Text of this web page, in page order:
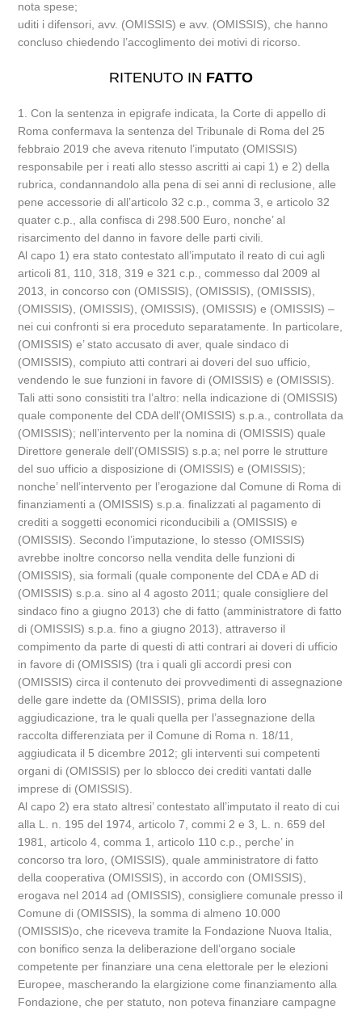
nota spese;
uditi i difensori, avv. (OMISSIS) e avv. (OMISSIS), che hanno
concluso chiedendo l’accoglimento dei motivi di ricorso.
RITENUTO IN FATTO
1. Con la sentenza in epigrafe indicata, la Corte di appello di
Roma confermava la sentenza del Tribunale di Roma del 25
febbraio 2019 che aveva ritenuto l’imputato (OMISSIS)
responsabile per i reati allo stesso ascritti ai capi 1) e 2) della
rubrica, condannandolo alla pena di sei anni di reclusione, alle
pene accessorie di all’articolo 32 c.p., comma 3, e articolo 32
quater c.p., alla confisca di 298.500 Euro, nonche’ al
risarcimento del danno in favore delle parti civili.
Al capo 1) era stato contestato all’imputato il reato di cui agli
articoli 81, 110, 318, 319 e 321 c.p., commesso dal 2009 al
2013, in concorso con (OMISSIS), (OMISSIS), (OMISSIS),
(OMISSIS), (OMISSIS), (OMISSIS), (OMISSIS) e (OMISSIS) –
nei cui confronti si era proceduto separatamente. In particolare,
(OMISSIS) e’ stato accusato di aver, quale sindaco di
(OMISSIS), compiuto atti contrari ai doveri del suo ufficio,
vendendo le sue funzioni in favore di (OMISSIS) e (OMISSIS).
Tali atti sono consistiti tra l’altro: nella indicazione di (OMISSIS)
quale componente del CDA dell'(OMISSIS) s.p.a., controllata da
(OMISSIS); nell’intervento per la nomina di (OMISSIS) quale
Direttore generale dell'(OMISSIS) s.p.a; nel porre le strutture
del suo ufficio a disposizione di (OMISSIS) e (OMISSIS);
nonche’ nell’intervento per l’erogazione dal Comune di Roma di
finanziamenti a (OMISSIS) s.p.a. finalizzati al pagamento di
crediti a soggetti economici riconducibili a (OMISSIS) e
(OMISSIS). Secondo l’imputazione, lo stesso (OMISSIS)
avrebbe inoltre concorso nella vendita delle funzioni di
(OMISSIS), sia formali (quale componente del CDA e AD di
(OMISSIS) s.p.a. sino al 4 agosto 2011; quale consigliere del
sindaco fino a giugno 2013) che di fatto (amministratore di fatto
di (OMISSIS) s.p.a. fino a giugno 2013), attraverso il
compimento da parte di questi di atti contrari ai doveri di ufficio
in favore di (OMISSIS) (tra i quali gli accordi presi con
(OMISSIS) circa il contenuto dei provvedimenti di assegnazione
delle gare indette da (OMISSIS), prima della loro
aggiudicazione, tra le quali quella per l’assegnazione della
raccolta differenziata per il Comune di Roma n. 18/11,
aggiudicata il 5 dicembre 2012; gli interventi sui competenti
organi di (OMISSIS) per lo sblocco dei crediti vantati dalle
imprese di (OMISSIS).
Al capo 2) era stato altresi’ contestato all’imputato il reato di cui
alla L. n. 195 del 1974, articolo 7, commi 2 e 3, L. n. 659 del
1981, articolo 4, comma 1, articolo 110 c.p., perche’ in
concorso tra loro, (OMISSIS), quale amministratore di fatto
della cooperativa (OMISSIS), in accordo con (OMISSIS),
erogava nel 2014 ad (OMISSIS), consigliere comunale presso il
Comune di (OMISSIS), la somma di almeno 10.000
(OMISSIS)o, che riceveva tramite la Fondazione Nuova Italia,
con bonifico senza la deliberazione dell’organo sociale
competente per finanziare una cena elettorale per le elezioni
Europee, mascherando la elargizione come finanziamento alla
Fondazione, che per statuto, non poteva finanziare campagne